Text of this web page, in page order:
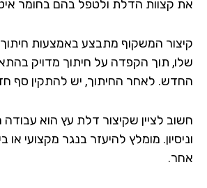
קצוות הדלת ולטפל בהם בחומר איטום
המשקוף מתבצע באמצעות חיתוך
תוך הקפדה על חיתוך מדויק בהתאם
לאחר החיתוך, יש להתקין סף חדש
לציין שקיצור דלת עץ הוא עבודה
מומלץ להיעזר בנגר מקצועי או בעל